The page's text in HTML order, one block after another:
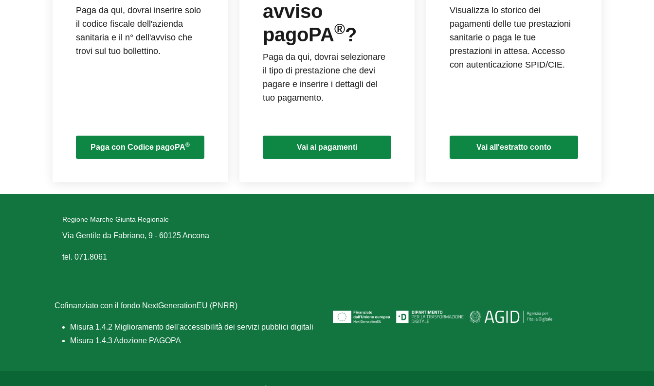
Paga da qui, dovrai inserire solo
il codice fiscale dell'azienda
sanitaria e il n° dell'avviso che
trovi sul tuo bollettino.
Paga con Codice pagoPA®
avviso
pagoPA®?
Paga da qui, dovrai selezionare
il tipo di prestazione che devi
pagare e inserire i dettagli del
tuo pagamento.
Vai ai pagamenti
Visualizza lo storico dei
pagamenti delle tue prestazioni
sanitarie o paga le tue
prestazioni in attesa. Accesso
con autenticazione SPID/CIE.
Vai all'estratto conto
Regione Marche Giunta Regionale
Via Gentile da Fabriano, 9 - 60125 Ancona
tel. 071.8061
Cofinanziato con il fondo NextGenerationEU (PNRR)
Misura 1.4.2 Miglioramento dell'accessibilità dei servizi pubblici digitali
Misura 1.4.3 Adozione PAGOPA